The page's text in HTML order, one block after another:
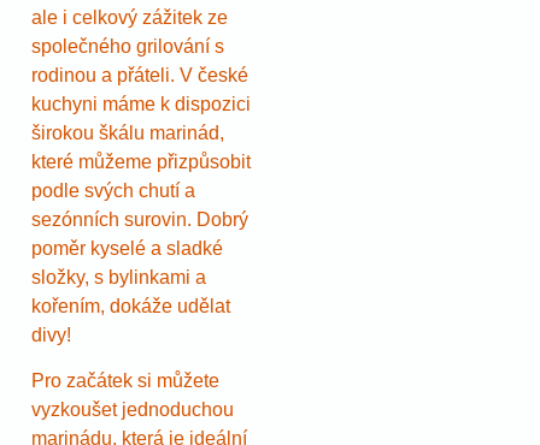
ale i celkový zážitek ze
společného grilování s
rodinou a přáteli. V české
kuchyni máme k dispozici
širokou škálu marinád,
které můžeme přizpůsobit
podle svých chutí a
sezónních surovin. Dobrý
poměr kyselé a sladké
složky, s bylinkami a
kořením, dokáže udělat
divy!
Pro začátek si můžete
vyzkoušet jednoduchou
marinádu, která je ideální